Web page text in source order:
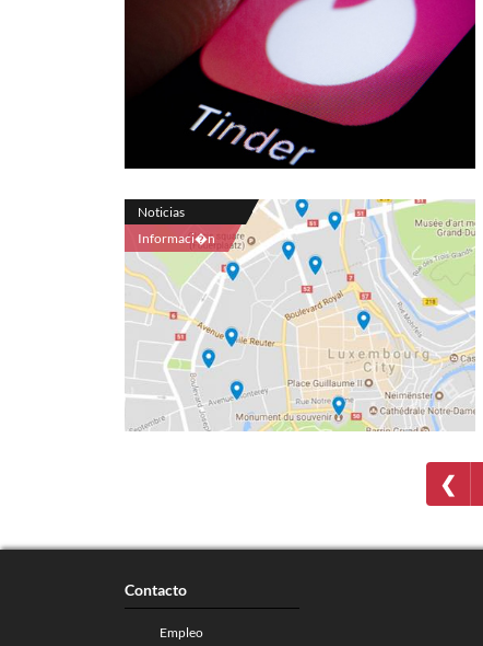
Noticias
Informaci�n
❮
Contacto
Empleo